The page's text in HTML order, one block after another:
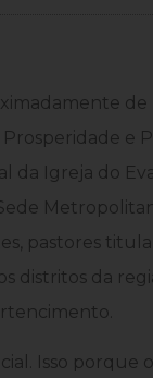
de
e
da Igreja do
pastores
distritos da
Isso porque